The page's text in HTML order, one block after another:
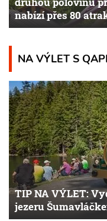
nabízí přes 80
NA VÝLET S
TIP NA VÝLET:
jezeru